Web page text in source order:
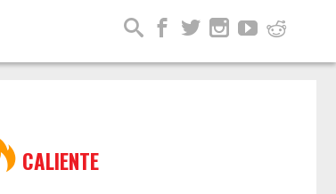
CALIENTE